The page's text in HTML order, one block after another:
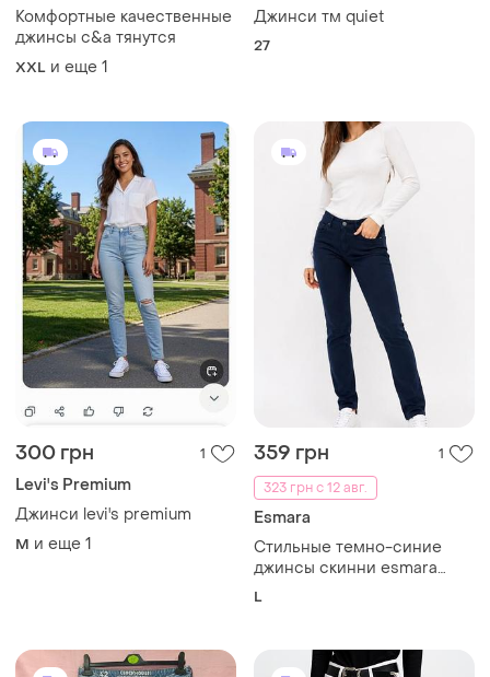
Комфортные качественные
джинсы c&a тянутся
XXL и еще 1
Джинси тм quiet
27
300 грн 1
Levi's Premium
Джинси levi's premium
M и еще 1
359 грн
1
323 грн с 12 авг.
Esmara
Стильные темно-синие
джинсы скинни esmara
размер 42 l
L